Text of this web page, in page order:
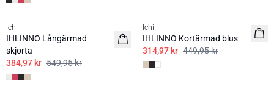
SALE | 30%
Ichi
IHLINNO Långärmad
skjorta
384,97 kr 549,95 kr
Ichi
IHLINNO Kortärmad blus
314,97 kr 449,95 kr
SALE | 30%